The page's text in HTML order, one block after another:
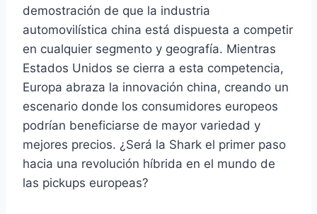
demostración de que la industria
automovilística china está dispuesta a competir
en cualquier segmento y geografía. Mientras
Estados Unidos se cierra a esta competencia,
Europa abraza la innovación china, creando un
escenario donde los consumidores europeos
podrían beneficiarse de mayor variedad y
mejores precios. ¿Será la Shark el primer paso
hacia una revolución híbrida en el mundo de
las pickups europeas?